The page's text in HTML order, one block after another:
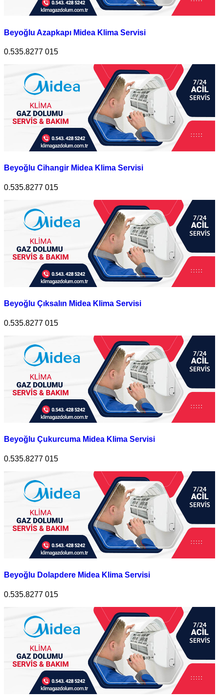
Beyoğlu Azapkapı Midea Klima Servisi
0.535.8277 015
Beyoğlu Cihangir Midea Klima Servisi
0.535.8277 015
Beyoğlu Çıksalın Midea Klima Servisi
0.535.8277 015
Beyoğlu Çukurcuma Midea Klima Servisi
0.535.8277 015
Beyoğlu Dolapdere Midea Klima Servisi
0.535.8277 015